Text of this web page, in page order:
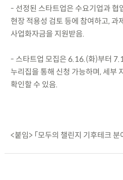
- 선정된 스타트업은 수요기업과 협
현장 적용성 검토 등에 참여하고, 과
사업화자금을 지원받음.
- 스타트업 모집은 6.16.(화)부터
누리집을 통해 신청 가능하며, 세부
확인할 수 있음.
<붙임> 「모두의 챌린지 기후테크 분